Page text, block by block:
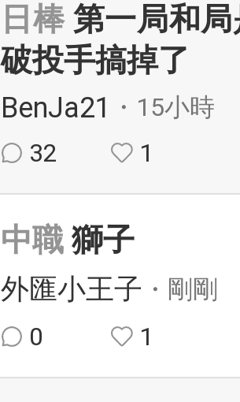
日棒 第一局和
破投手搞掉了
BenJa21 ・15小時
32
1
中職 獅子
外匯小王子 ・剛剛
0
1